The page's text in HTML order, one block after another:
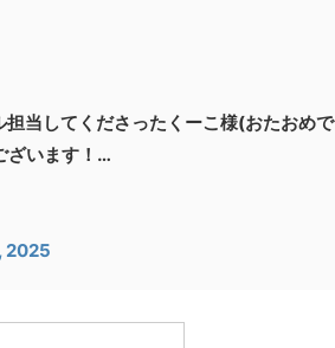
当してくださったくーこ様(おたおめで
ざいます！…
2025